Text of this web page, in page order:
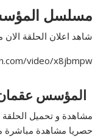
مسلسل المؤسس
شاهد اعلان الحلقة الان
video/x8jbmpw
المؤسس عقمان الحلقة 121
حصريا مشاهدة